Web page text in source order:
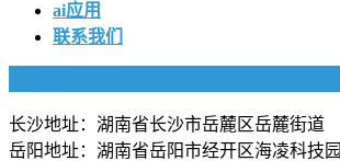
ai应用
联系我们
长沙地址：湖南省长沙市岳麓区岳麓街道
岳阳地址：湖南省岳阳市经开区海凌科技园